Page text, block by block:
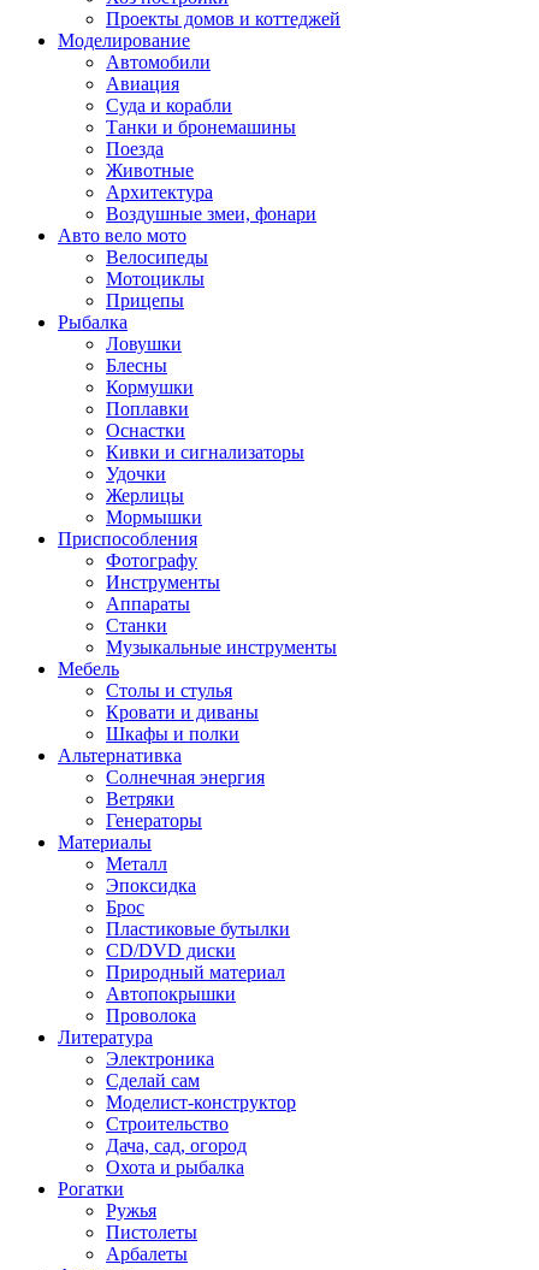
Проекты домов и коттеджей
Моделирование
Автомобили
Авиация
Суда и корабли
Танки и бронемашины
Поезда
Животные
Архитектура
Воздушные змеи, фонари
Авто вело мото
Велосипеды
Мотоциклы
Прицепы
Рыбалка
Ловушки
Блесны
Кормушки
Поплавки
Оснастки
Кивки и сигнализаторы
Удочки
Жерлицы
Мормышки
Приспособления
Фотографу
Инструменты
Аппараты
Станки
Музыкальные инструменты
Мебель
Столы и стулья
Кровати и диваны
Шкафы и полки
Альтернативка
Солнечная энергия
Ветряки
Генераторы
Материалы
Металл
Эпоксидка
Брос
Пластиковые бутылки
CD/DVD диски
Природный материал
Автопокрышки
Проволока
Литература
Электроника
Сделай сам
Моделист-конструктор
Строительство
Дача, сад, огород
Охота и рыбалка
Рогатки
Ружья
Пистолеты
Арбалеты